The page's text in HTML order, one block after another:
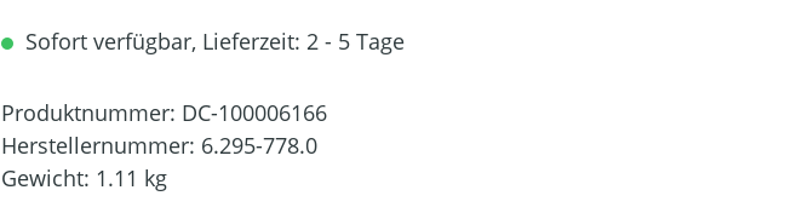
Sofort verfügbar, Lieferzeit: 2 - 5 Tage
Produktnummer: DC-100006166
Herstellernummer: 6.295-778.0
Gewicht: 1.11 kg